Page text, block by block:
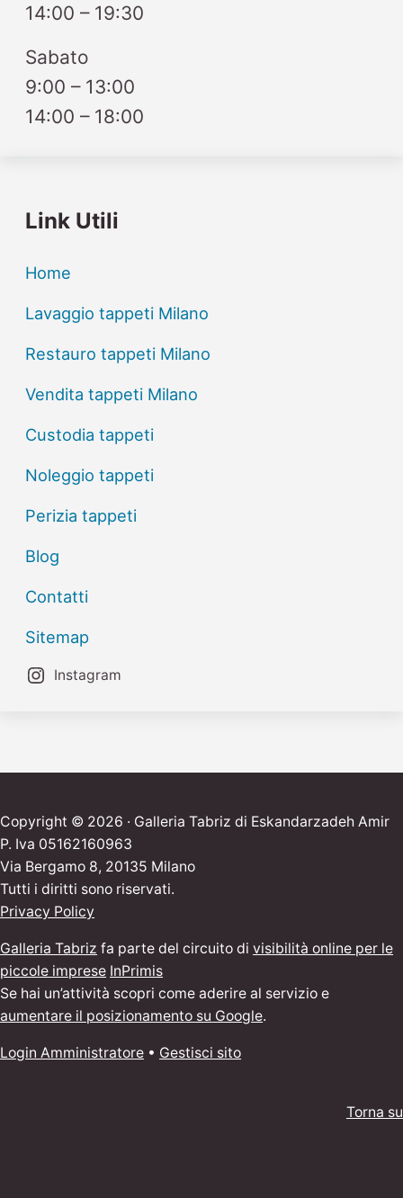
14:00 – 19:30
Sabato
9:00 – 13:00
14:00 – 18:00
Link Utili
Home
Lavaggio tappeti Milano
Restauro tappeti Milano
Vendita tappeti Milano
Custodia tappeti
Noleggio tappeti
Perizia tappeti
Blog
Contatti
Sitemap
Instagram
Copyright © 2026 · Galleria Tabriz di Eskandarzadeh Amir
P. Iva 05162160963
Via Bergamo 8, 20135 Milano
Tutti i diritti sono riservati.
Privacy Policy
Galleria Tabriz fa parte del circuito divisibilità online per le
piccole imprese InPrimis
Se hai un’attività scopri come aderire al servizio e
aumentare il posizionamento su Google.
Login Amministratore • Gestisci sito
Torna su